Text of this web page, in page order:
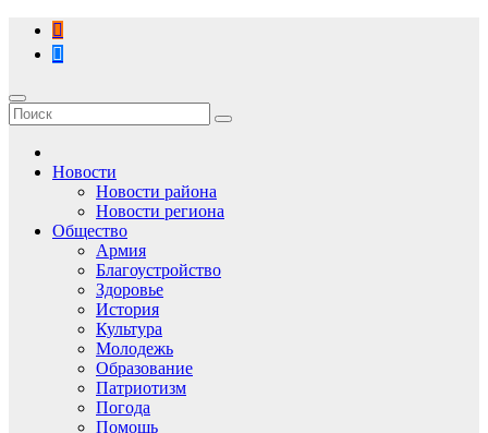
Перейти
содержимому
Новости
Новости района
Новости региона
Общество
Армия
Благоустройство
Здоровье
История
Культура
Молодежь
Образование
Патриотизм
Погода
Помощь